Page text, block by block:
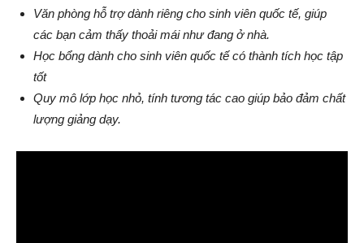
Văn phòng hỗ trợ dành riêng cho sinh viên quốc tế, giúp
các bạn cảm thấy thoải mái như đang ở nhà.
Học bổng dành cho sinh viên quốc tế có thành tích học tập
tốt
Quy mô lớp học nhỏ, tính tương tác cao giúp bảo đảm chất
lượng giảng dạy.